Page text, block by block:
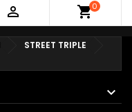
 shopping_cart0
STREET TRIPLE